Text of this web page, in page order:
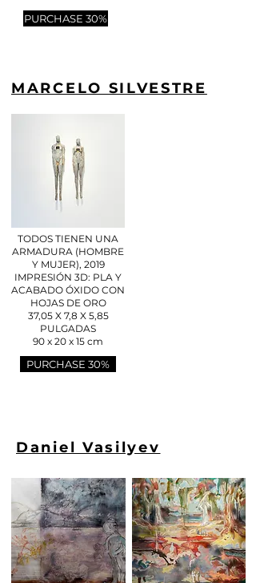
PURCHASE 30%
MARCELO SILVESTRE
TODOS TIENEN UNA
ARMADURA (HOMBRE
Y MUJER), 2019
IMPRESIÓN 3D: PLA Y
ACABADO ÓXIDO CON
HOJAS DE ORO
37,05 X 7,8 X 5,85
PULGADAS
90 x 20 x 15 cm
PURCHASE 30%
Daniel Vasilyev